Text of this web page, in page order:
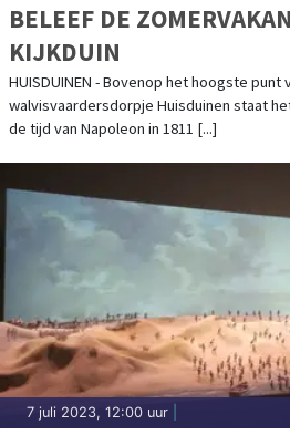
BELEEF DE
KIJKDUIN
HUISDUINEN - Bovenop het hoogste punt
walvisvaardersdorpje Huisduinen staat
de tijd van Napoleon in 1811 [...]
7 juli 2023, 12:00 uur